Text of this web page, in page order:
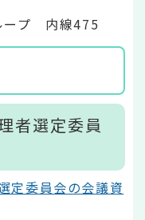
ープ 内線475
者選定委員
定委員会の会議資